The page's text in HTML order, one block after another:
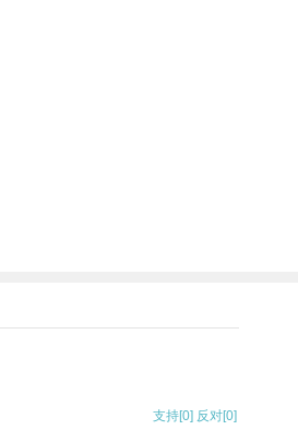
支持[0] 反对[0]